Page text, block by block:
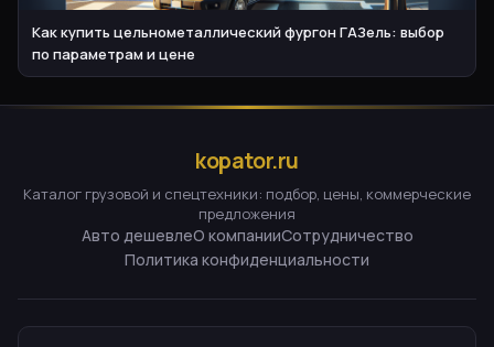
Как купить цельнометаллический фургон ГАЗель: выбор
по параметрам и цене
kopator.ru
Каталог грузовой и спецтехники: подбор, цены, коммерческие
предложения
Авто дешевлеО компанииСотрудничество
Политика конфиденциальности